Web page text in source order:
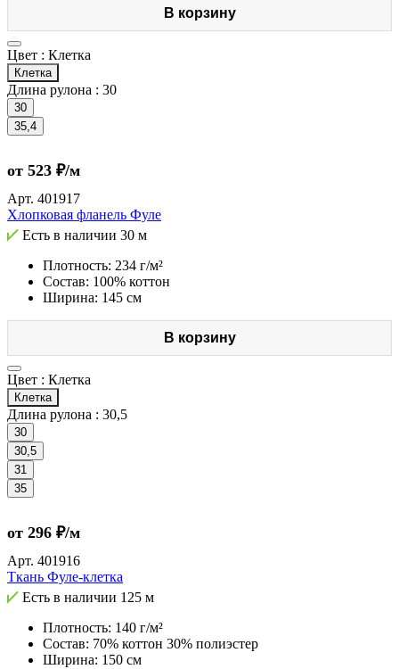
В корзину
Цвет : Клетка
Клетка
Длина рулона : 30
30
35,4
от 523 ₽/м
Арт. 401917
Хлопковая фланель Фуле
Есть в наличии 30 м
Плотность: 234 г/м²
Состав: 100% коттон
Ширина: 145 см
В корзину
Цвет : Клетка
Клетка
Длина рулона : 30,5
30
30,5
31
35
от 296 ₽/м
Арт. 401916
Ткань Фуле-клетка
Есть в наличии 125 м
Плотность: 140 г/м²
Состав: 70% коттон 30% полиэстер
Ширина: 150 см